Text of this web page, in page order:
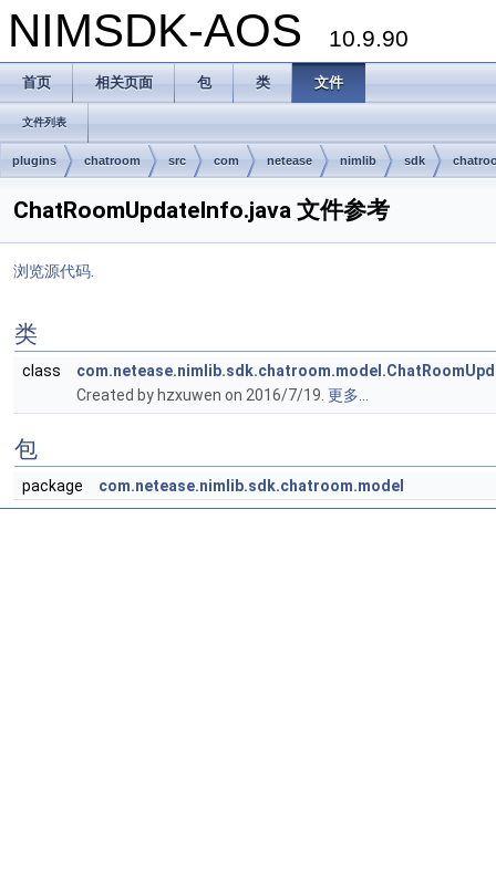
NIMSDK-AOS 10.9.90
首页 相关页面 包 类 文件
文件列表
plugins chatroom src com netease nimlib sdk
ChatRoomUpdateInfo.java 文件参考
浏览源代码.
类
class
Created by hzxuwen on 2016/7/19. 更多...
包
package com.netease.nimlib.sdk.chatroom.model